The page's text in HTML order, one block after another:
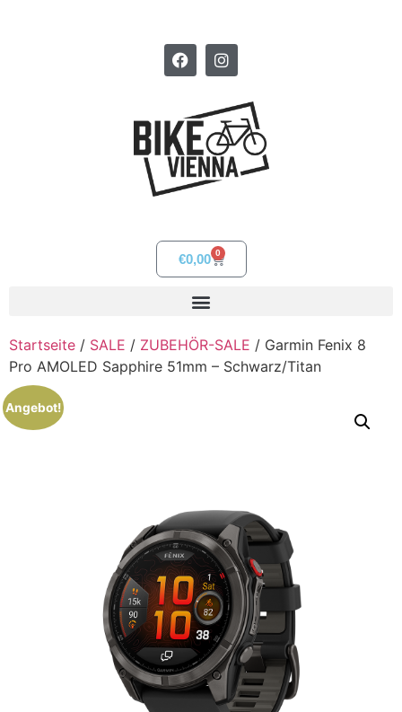
€0,00 0
Startseite / SALE / ZUBEHÖR-SALE / Garmin Fenix 8
Pro AMOLED Sapphire 51mm – Schwarz/Titan
Angebot!